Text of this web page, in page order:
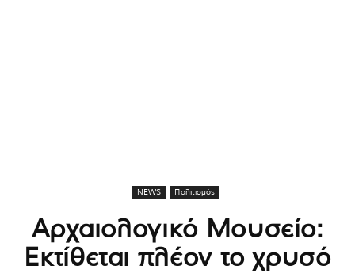
NEWS Πολιτισμός
Αρχαιολογικό Μουσείο:
Εκτίθεται πλέον το χρυσό